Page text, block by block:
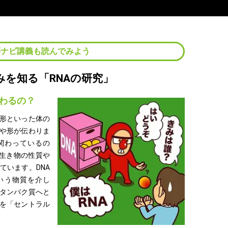
ビ講義も読んでみよう
知る「RNAの研究」
るの？
といった体の
形が伝わりま
わっているの
き物の性質や
います。DNA
う物質を介し
ンパク質へと
「セントラル